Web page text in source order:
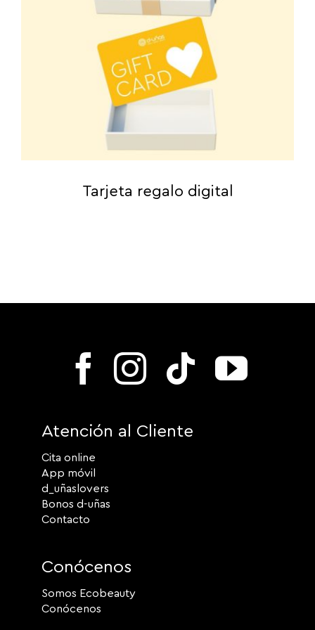
Tarjeta regalo digital
Atención al Cliente
Cita online
App móvil
d_uñaslovers
Bonos d-uñas
Contacto
Conócenos
Somos Ecobeauty
Conócenos